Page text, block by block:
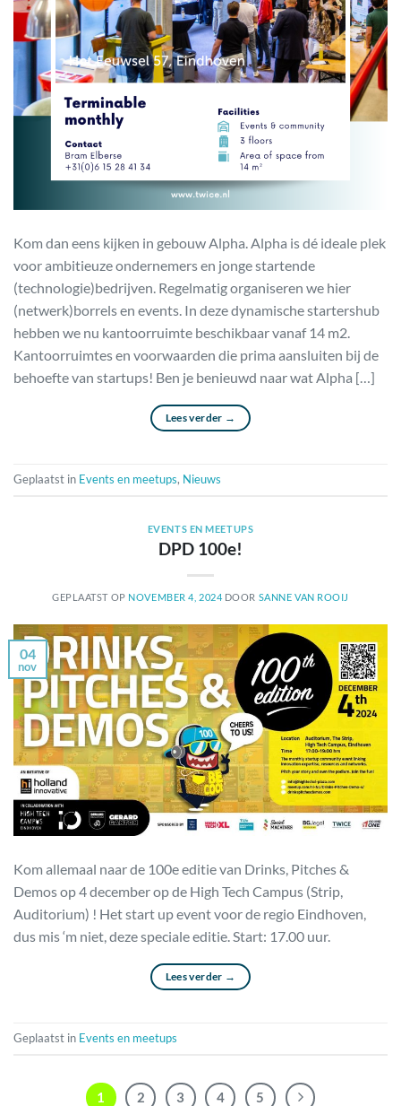
Kom dan eens kijken in gebouw Alpha. Alpha is dé ideale plek
voor ambitieuze ondernemers en jonge startende
(technologie)bedrijven. Regelmatig organiseren we hier
(netwerk)borrels en events. In deze dynamische startershub
hebben we nu kantoorruimte beschikbaar vanaf 14 m2.
Kantoorruimtes en voorwaarden die prima aansluiten bij de
behoefte van startups! Ben je benieuwd naar wat Alpha […]
Lees verder →
Geplaatst in Events en meetups, Nieuws
EVENTS EN MEETUPS
DPD 100e!
GEPLAATST OP NOVEMBER 4, 2024 DOOR SANNE VAN ROOIJ
04
nov
Kom allemaal naar de 100e editie van Drinks, Pitches &
Demos op 4 december op de High Tech Campus (Strip,
Auditorium) ! Het start up event voor de regio Eindhoven,
dus mis ‘m niet, deze speciale editie. Start: 17.00 uur.
Lees verder →
Geplaatst in Events en meetups
1 2 3 4 5